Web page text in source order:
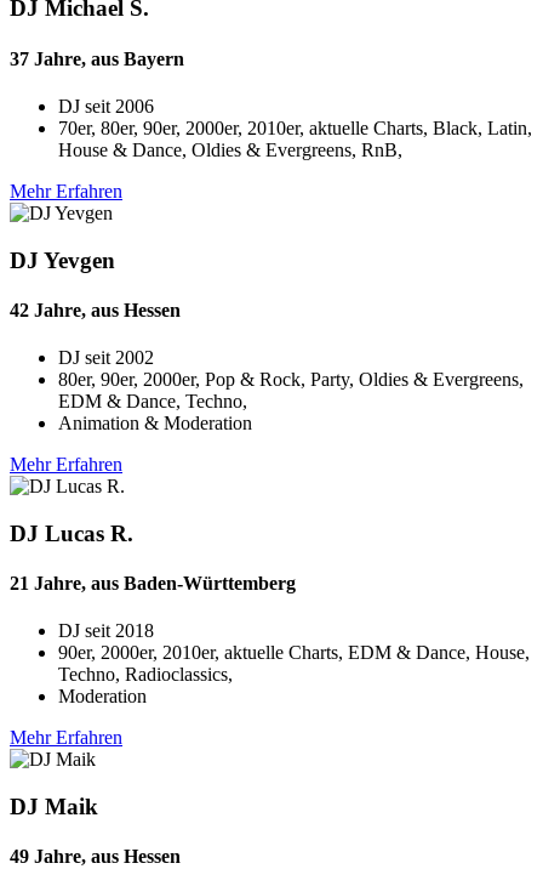
DJ Michael S.
37 Jahre, aus Bayern
DJ seit 2006
70er, 80er, 90er, 2000er, 2010er, aktuelle Charts, Black, Latin,
House & Dance, Oldies & Evergreens, RnB,
Mehr Erfahren
DJ Yevgen
42 Jahre, aus Hessen
DJ seit 2002
80er, 90er, 2000er, Pop & Rock, Party, Oldies & Evergreens,
EDM & Dance, Techno,
Animation & Moderation
Mehr Erfahren
DJ Lucas R.
21 Jahre, aus Baden-Württemberg
DJ seit 2018
90er, 2000er, 2010er, aktuelle Charts, EDM & Dance, House,
Techno, Radioclassics,
Moderation
Mehr Erfahren
DJ Maik
49 Jahre, aus Hessen